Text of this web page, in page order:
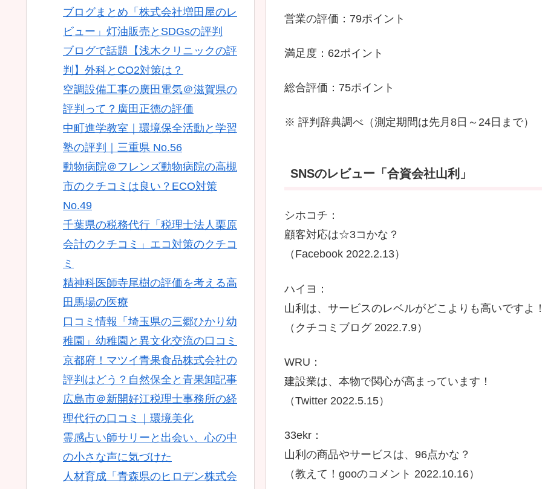
営業の評価：79ポイント
満足度：62ポイント
総合評価：75ポイント
※ 評判辞典調べ（測定期間は先月8日～24日まで）
SNSのレビュー「合資会社山利」
シホコチ：
顧客対応は☆3コかな？
（Facebook 2022.2.13）
ハイヨ：
山利は、サービスのレベルがどこよりも高いですよ
（クチコミブログ 2022.7.9）
WRU：
建設業は、本物で関心が高まっています！
（Twitter 2022.5.15）
33ekr：
山利の商品やサービスは、96点かな？
（教えて！gooのコメント 2022.10.16）
ブログまとめ「株式会社増田屋のレ
ビュー」灯油販売とSDGsの評判
ブログで話題【浅木クリニックの評
判】外科とCO2対策は？
空調設備工事の廣田電気＠滋賀県の
評判って？廣田正徳の評価
中町進学教室｜環境保全活動と学習
塾の評判｜三重県 No.56
動物病院＠フレンズ動物病院の高槻
市のクチコミは良い？ECO対策
No.49
千葉県の税務代行「税理士法人栗原
会計のクチコミ」エコ対策のクチコ
ミ
精神科医師寺尾樹の評価を考える高
田馬場の医療
口コミ情報「埼玉県の三郷ひかり幼
稚園」幼稚園と異文化交流の口コミ
京都府！マツイ青果食品株式会社の
評判はどう？自然保全と青果卸記事
広島市＠新開好江税理士事務所の経
理代行の口コミ｜環境美化
霊感占い師サリーと出会い、心の中
の小さな声に気づけた
人材育成「青森県のヒロデン株式会